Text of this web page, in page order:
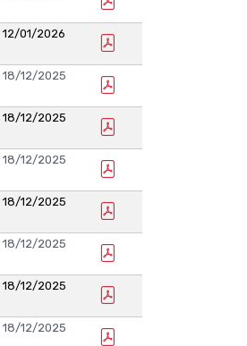
12/01/2026
18/12/2025
18/12/2025
18/12/2025
18/12/2025
18/12/2025
18/12/2025
18/12/2025